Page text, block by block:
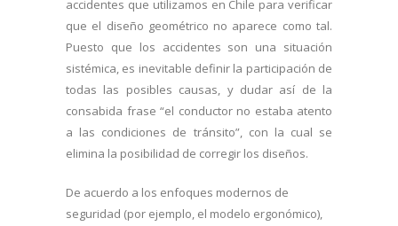
accidentes que utilizamos en Chile para verificar
que el diseño geométrico no aparece como tal.
Puesto que los accidentes son una situación
sistémica, es inevitable definir la participación de
todas las posibles causas, y dudar así de la
consabida frase “el conductor no estaba atento
a las condiciones de tránsito”, con la cual se
elimina la posibilidad de corregir los diseños.
De acuerdo a los enfoques modernos de
seguridad (por ejemplo, el modelo ergonómico),